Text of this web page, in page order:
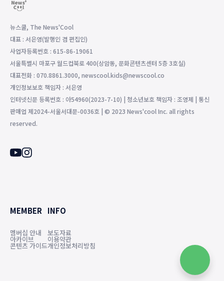
뉴스쿨, The News'Cool
대표 : 서은영(발행인 겸 편집인)
사업자등록번호 : 615-86-19061
서울특별시 마포구 월드컵북로 400(상암동, 문화콘텐츠센터 5층 3호실)
대표전화 : 070.8861.3000, newscool.kids@newscool.co
개인정보보호 책임자 : 서은영
인터넷신문 등록번호 : 아54960(2023-7-10) | 청소년보호 책임자 : 조영제 | 통신
판매업 제2024-서울서대문-0036호 | © 2023 News'cool Inc. all rights
reserved.
MEMBER
멤버십 안내
아카이브
콘텐츠 가이드
INFO
보도자료
이용약관
개인정보처리방침